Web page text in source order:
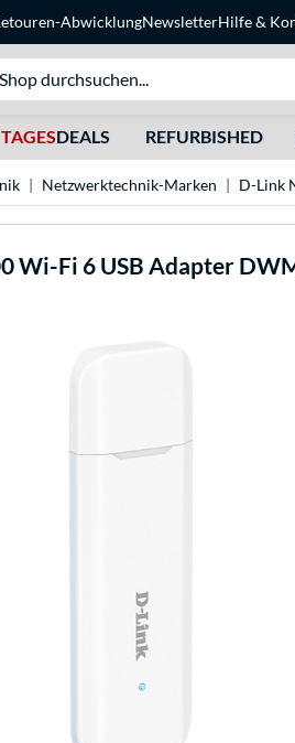
AbwicklungNewsletterHilfe&
TAGESDEALS REFURBISHED
Netzwerktechnik-Marken D-Link
Wi-Fi 6 USB Adapter